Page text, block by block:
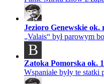
Jezioro Genewskie ok.
„Valais“ był parowym
B
Zatoka Pomorska ok.
Wspaniałe były te statki